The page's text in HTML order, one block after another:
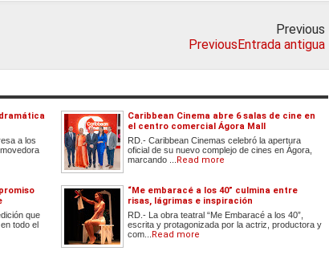
Previous
PreviousEntrada antigua
dramática
a los
Caribbean Cinema abre 6 salas de cine en
el centro comercial Ágora Mall
RD.- Caribbean Cinemas celebró la apertura
oficial de su nuevo complejo de cines en Ágora,
marcando ... Read more
que
todo el
“Me embaracé a los 40” culmina entre
risas, lágrimas e inspiración
RD.- La obra teatral “Me Embaracé a los 40”,
escrita y protagonizada por la actriz, productora y
com... Read more